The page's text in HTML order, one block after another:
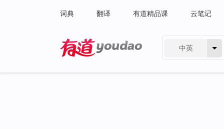
词典 翻译 有道精品课 云笔记
中英